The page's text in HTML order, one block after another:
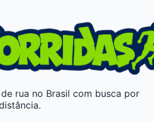
rua no Brasil com busca por